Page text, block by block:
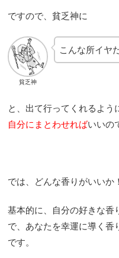
ですので、貧乏神に
貧乏神
こんな所イヤ
と、出て行ってくれるよう
自分にまとわせればいいの
では、どんな香りがいいか
基本的に、自分の好きな香
で、あなたを幸運に導く香
です。